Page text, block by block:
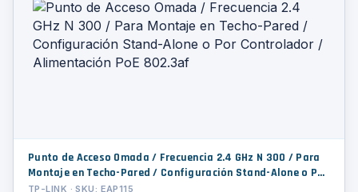
Punto de Acceso Omada / Frecuencia 2.4 GHz N 300 / Para
Montaje en Techo-Pared / Configuración Stand-Alone o Por
Controlador / Alimentación PoE 802.3af
TP-LINK · SKU: EAP115